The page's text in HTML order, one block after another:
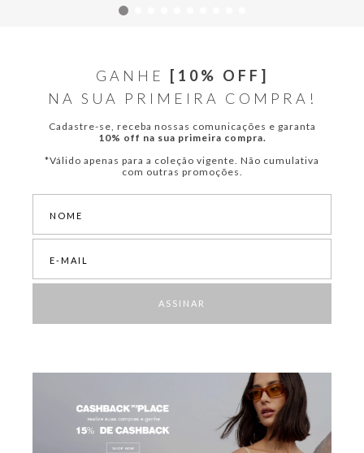
GANHE
[10% OFF]
NA SUA PRIMEIRA COMPRA!
Cadastre-se, receba nossas comunicações e garanta
10% off na sua primeira compra.
*Válido apenas para a coleção vigente. Não cumulativa
com outras promoções.
ASSINAR